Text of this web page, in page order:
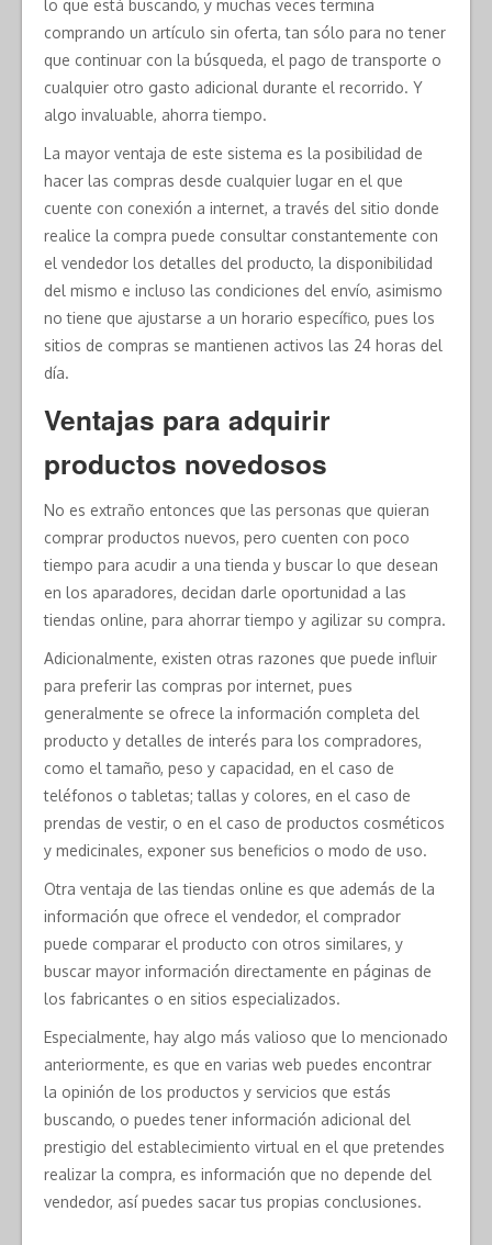
lo que está buscando, y muchas veces termina
comprando un artículo sin oferta, tan sólo para no tener
que continuar con la búsqueda, el pago de transporte o
cualquier otro gasto adicional durante el recorrido. Y
algo invaluable, ahorra tiempo.
La mayor ventaja de este sistema es la posibilidad de
hacer las compras desde cualquier lugar en el que
cuente con conexión a internet, a través del sitio donde
realice la compra puede consultar constantemente con
el vendedor los detalles del producto, la disponibilidad
del mismo e incluso las condiciones del envío, asimismo
no tiene que ajustarse a un horario específico, pues los
sitios de compras se mantienen activos las 24 horas del
día.
Ventajas para adquirir
productos novedosos
No es extraño entonces que las personas que quieran
comprar productos nuevos, pero cuenten con poco
tiempo para acudir a una tienda y buscar lo que desean
en los aparadores, decidan darle oportunidad a las
tiendas online, para ahorrar tiempo y agilizar su compra.
Adicionalmente, existen otras razones que puede influir
para preferir las compras por internet, pues
generalmente se ofrece la información completa del
producto y detalles de interés para los compradores,
como el tamaño, peso y capacidad, en el caso de
teléfonos o tabletas; tallas y colores, en el caso de
prendas de vestir, o en el caso de productos cosméticos
y medicinales, exponer sus beneficios o modo de uso.
Otra ventaja de las tiendas online es que además de la
información que ofrece el vendedor, el comprador
puede comparar el producto con otros similares, y
buscar mayor información directamente en páginas de
los fabricantes o en sitios especializados.
Especialmente, hay algo más valioso que lo mencionado
anteriormente, es que en varias web puedes encontrar
la opinión de los productos y servicios que estás
buscando, o puedes tener información adicional del
prestigio del establecimiento virtual en el que pretendes
realizar la compra, es información que no depende del
vendedor, así puedes sacar tus propias conclusiones.